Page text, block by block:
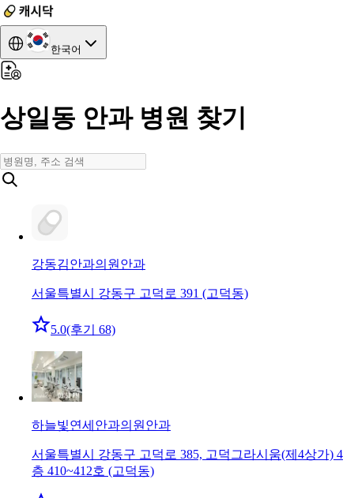
한국어
상일동 안과 병원 찾기
강동김안과의원 안과
서울특별시 강동구 고덕로 391 (고덕동)
5.0(후기 68)
하늘빛연세안과의원 안과
서울특별시 강동구 고덕로 385, 고덕그라시움(제4상가) 4
층 410~412호 (고덕동)